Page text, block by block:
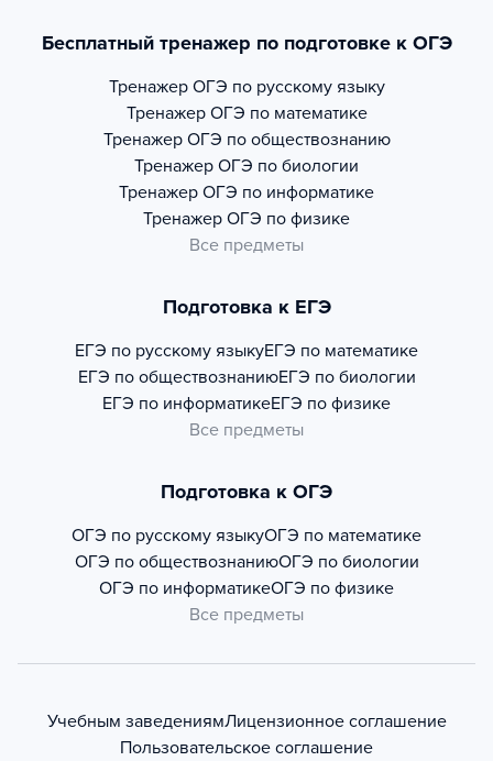
Бесплатный тренажер по подготовке к ОГЭ
Тренажер ОГЭ по русскому языку
Тренажер ОГЭ по математике
Тренажер ОГЭ по обществознанию
Тренажер ОГЭ по биологии
Тренажер ОГЭ по информатике
Тренажер ОГЭ по физике
Все предметы
Подготовка к ЕГЭ
ЕГЭ по русскому языкуЕГЭ по математике
ЕГЭ по обществознаниюЕГЭ по биологии
ЕГЭ по информатикеЕГЭ по физике
Все предметы
Подготовка к ОГЭ
ОГЭ по русскому языкуОГЭ по математике
ОГЭ по обществознаниюОГЭ по биологии
ОГЭ по информатикеОГЭ по физике
Все предметы
Учебным заведениямЛицензионное соглашение
Пользовательское соглашение